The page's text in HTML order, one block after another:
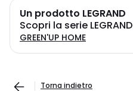
Un prodotto LEGRAND
Scopri la serie LEGRAND
GREEN'UP HOME
Torna indietro